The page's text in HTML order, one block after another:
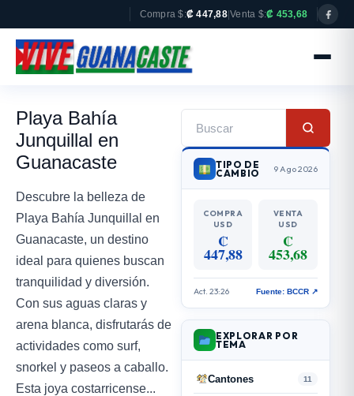
Compra $:₡ 447,88| Venta $:₡ 453,68
Playa Bahía
Junquillal en
Guanacaste
Descubre la belleza de
Playa Bahía Junquillal en
Guanacaste, un destino
ideal para quienes buscan
tranquilidad y diversión.
Con sus aguas claras y
arena blanca, disfrutarás de
actividades como surf,
snorkel y paseos a caballo.
Esta joya costarricense...
TIPO DE
CAMBIO 9 Ago 2026
COMPRA
USD
₡
447,88
VENTA
USD
₡
453,68
Act. 23:26 Fuente: BCCR ↗
EXPLORAR POR
TEMA
Cantones 11